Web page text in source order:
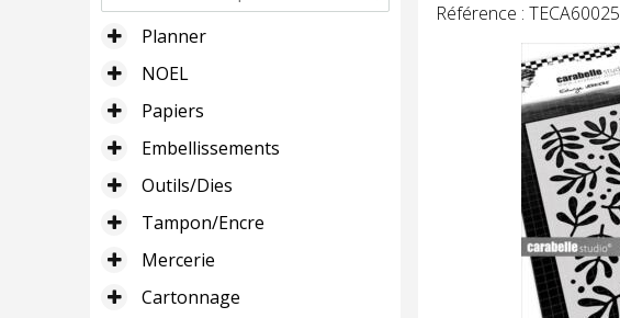
Planner
NOEL
Papiers
Embellissements
Outils/Dies
Tampon/Encre
Mercerie
Cartonnage
Référence : TECA60025